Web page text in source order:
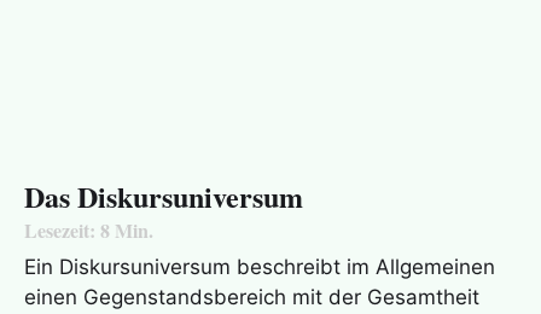
Das Diskursuniversum
Lesezeit: 8 Min.
Ein Diskursuniversum beschreibt im Allgemeinen
einen Gegenstandsbereich mit der Gesamtheit